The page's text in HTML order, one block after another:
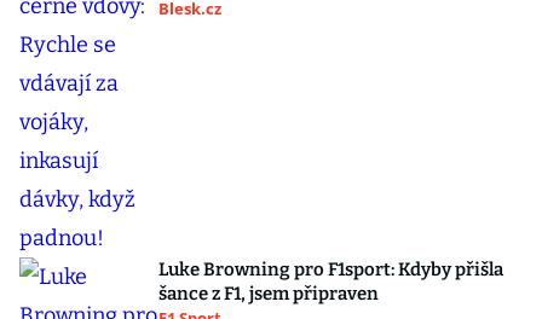
Blesk.cz
Luke Browning pro F1sport: Kdyby přišla
šance z F1, jsem připraven